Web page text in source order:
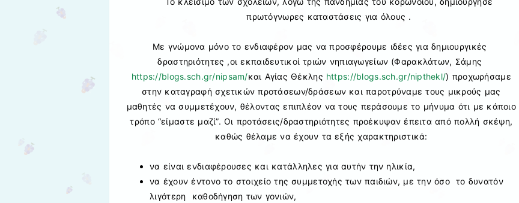
πρωτόγνωρες καταστάσεις για όλους .
Με γνώμονα μόνο το ενδιαφέρον μας να προσφέρουμε ιδέες για δημιουργικές
δραστηριότητες ,οι εκπαιδευτικοί τριών νηπιαγωγείων (Φαρακλάτων, Σάμης
https://blogs.sch.gr/nipsam/και Αγίας Θέκλης https://blogs.sch.gr/nipthekl/) προχωρήσαμε
στην καταγραφή σχετικών προτάσεων/δράσεων και παροτρύναμε τους μικρούς μας
μαθητές να συμμετέχουν, θέλοντας επιπλέον να τους περάσουμε το μήνυμα ότι με κάποιο
τρόπο “είμαστε μαζί”. Οι προτάσεις/δραστηριότητες προέκυψαν έπειτα από πολλή σκέψη,
καθώς θέλαμε να έχουν τα εξής χαρακτηριστικά:
να είναι ενδιαφέρουσες και κατάλληλες για αυτήν την ηλικία,
να έχουν έντονο το στοιχείο της συμμετοχής των παιδιών, με την όσο το δυνατόν
λιγότερη καθοδήγηση των γονιών,